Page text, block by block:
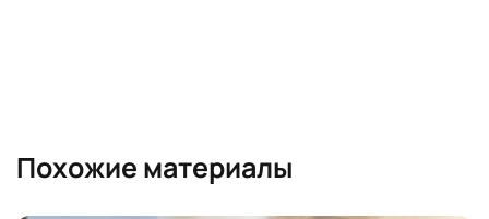
Похожие материалы